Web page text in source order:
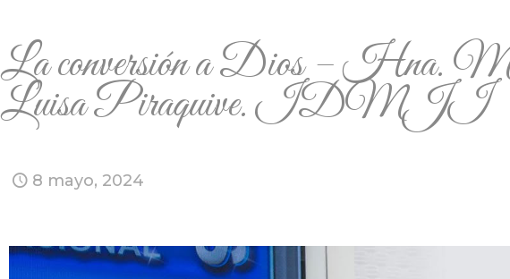
La conversión a Dios – Hna.
Luisa Piraquive. IDMJI
8 mayo, 2024